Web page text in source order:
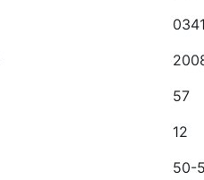
57
12
50-